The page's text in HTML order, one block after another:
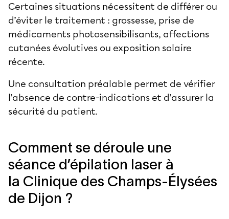
Certaines situations nécessitent de différer ou
d’éviter le traitement : grossesse, prise de
médicaments photosensibilisants, affections
cutanées évolutives ou exposition solaire
récente.
Une consultation préalable permet de vérifier
l’absence de contre-indications et d’assurer la
sécurité du patient.
Comment se déroule une
séance d’épilation laser à
la Clinique des Champs-Élysées
de Dijon ?